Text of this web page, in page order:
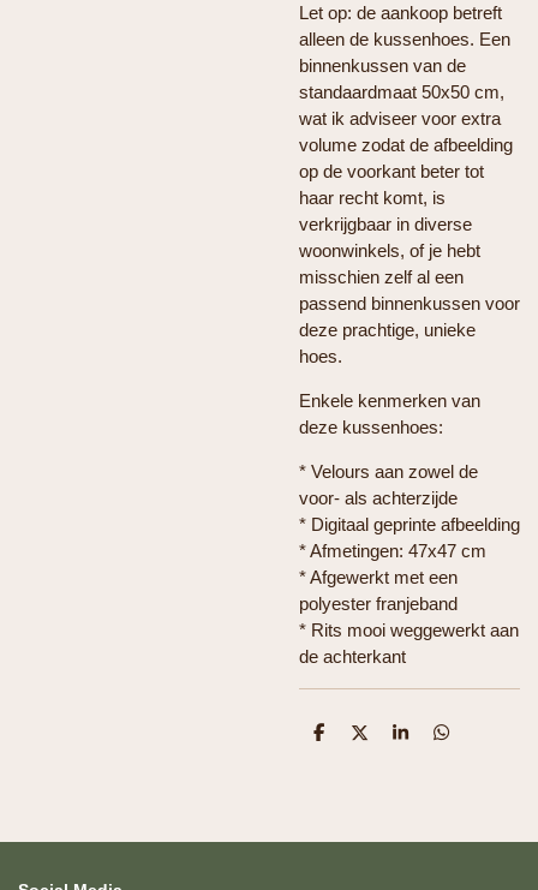
Let op: de aankoop betreft
alleen de kussenhoes. Een
binnenkussen van de
standaardmaat 50x50 cm,
wat ik adviseer voor extra
volume zodat de afbeelding
op de voorkant beter tot
haar recht komt, is
verkrijgbaar in diverse
woonwinkels, of je hebt
misschien zelf al een
passend binnenkussen voor
deze prachtige, unieke
hoes.
Enkele kenmerken van
deze kussenhoes:
* Velours aan zowel de
voor- als achterzijde
* Digitaal geprinte afbeelding
* Afmetingen: 47x47 cm
* Afgewerkt met een
polyester franjeband
* Rits mooi weggewerkt aan
de achterkant
D
D
S
D